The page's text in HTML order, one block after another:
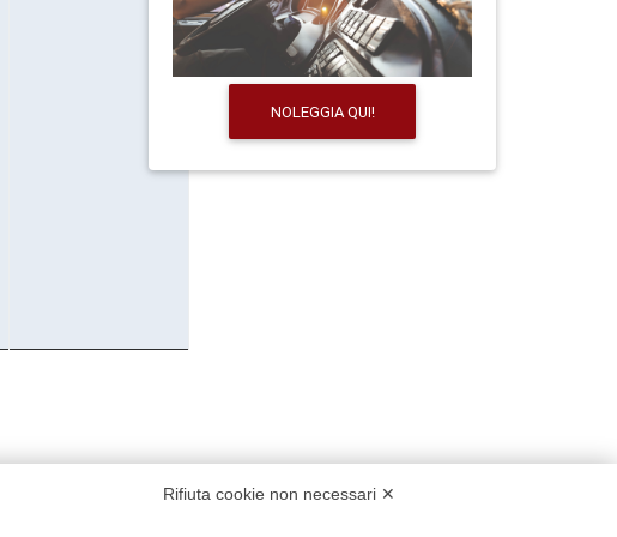
NOLEGGIA QUI!
Rifiuta cookie non necessari ✕